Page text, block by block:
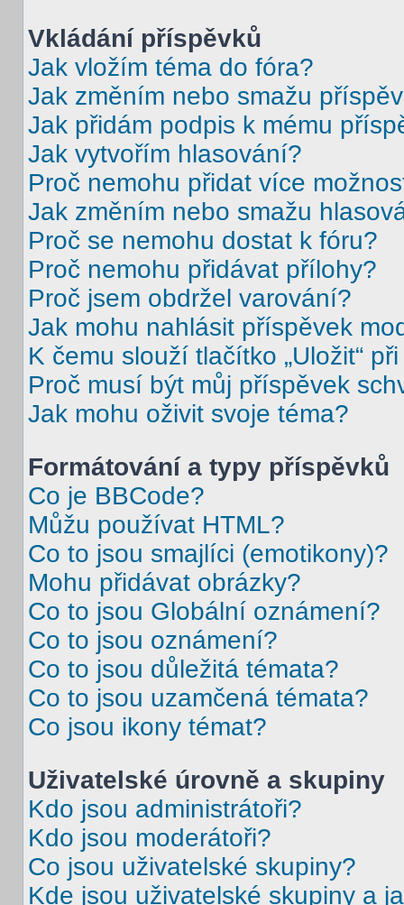
Vkládání příspěvků
Jak vložím téma do fóra?
Jak změním nebo smažu
Jak přidám podpis k mému
Jak vytvořím hlasování?
Proč nemohu přidat více
Jak změním nebo smažu
Proč se nemohu dostat k fóru?
Proč nemohu přidávat přílohy?
Proč jsem obdržel varování?
Jak mohu nahlásit příspěvek
K čemu slouží tlačítko „Uložit“
Proč musí být můj příspěvek
Jak mohu oživit svoje téma?
Formátování a typy příspěvků
Co je BBCode?
Můžu používat HTML?
Co to jsou smajlíci (emotikony)?
Mohu přidávat obrázky?
Co to jsou Globální oznámení?
Co to jsou oznámení?
Co to jsou důležitá témata?
Co to jsou uzamčená témata?
Co jsou ikony témat?
Uživatelské úrovně a skupiny
Kdo jsou administrátoři?
Kdo jsou moderátoři?
Co jsou uživatelské skupiny?
Kde jsou uživatelské skupiny a